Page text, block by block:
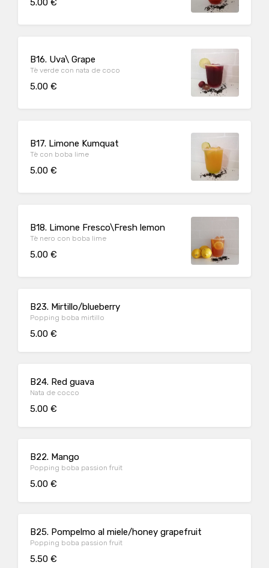
B16. Uva\ Grape
Tè verde con nata de coco
5.00 €
B17. Limone Kumquat
Tè con boba lime
5.00 €
B18. Limone Fresco\Fresh lemon
Tè nero con boba lime
5.00 €
B23. Mirtillo/blueberry
Popping boba mirtillo
5.00 €
B24. Red guava
Nata de cocco
5.00 €
B22. Mango
Popping boba passion fruit
5.00 €
B25. Pompelmo al miele/honey grapefruit
Popping boba passion fruit
5.50 €